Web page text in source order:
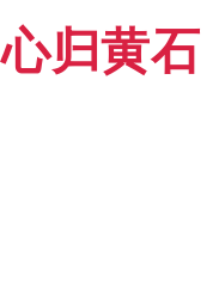
心归黄石